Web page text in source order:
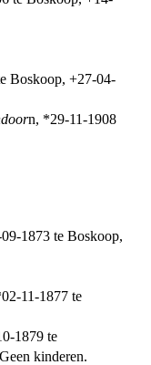
Boskoop, +27-04-
n, *29-11-1908
1873 te Boskoop,
11-1877 te
1879 te
kinderen.